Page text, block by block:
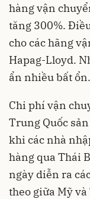
hàng vận
tăng 300%.
cho các hãng
Hapag-Lloyd.
ẩn nhiều bất ổn.
Chi phí vận
Trung Quốc
khi các nhà
hàng qua Thái
ngày diễn ra
theo giữa Mỹ